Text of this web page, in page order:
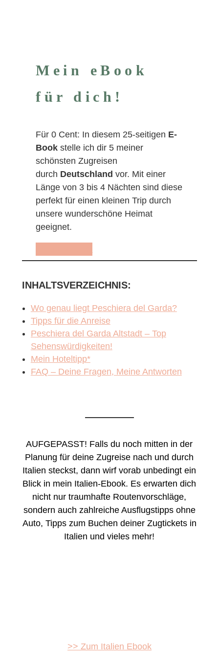
Mein eBook
für dich!
Für 0 Cent: In diesem 25-seitigen E-
Book stelle ich dir 5 meiner
schönsten Zugreisen
durch Deutschland vor. Mit einer
Länge von 3 bis 4 Nächten sind diese
perfekt für einen kleinen Trip durch
unsere wunderschöne Heimat
geeignet.
INHALTSVERZEICHNIS:
Wo genau liegt Peschiera del Garda?
Tipps für die Anreise
Peschiera del Garda Altstadt – Top
Sehenswürdigkeiten!
Mein Hoteltipp*
FAQ – Deine Fragen, Meine Antworten
AUFGEPASST! Falls du noch mitten in der
Planung für deine Zugreise nach und durch
Italien steckst, dann wirf vorab unbedingt ein
Blick in mein Italien-Ebook. Es erwarten dich
nicht nur traumhafte Routenvorschläge,
sondern auch zahlreiche Ausflugstipps ohne
Auto, Tipps zum Buchen deiner Zugtickets in
Italien und vieles mehr!
>> Zum Italien Ebook